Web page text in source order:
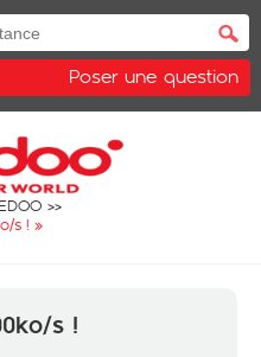
Poser une question
s ! »
s !